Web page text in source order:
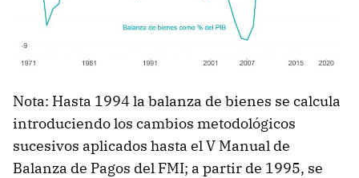
Nota: Hasta 1994 la balanza de bienes se calcula
introduciendo los cambios metodológicos
sucesivos aplicados hasta el V Manual de
Balanza de Pagos del FMI; a partir de 1995, se